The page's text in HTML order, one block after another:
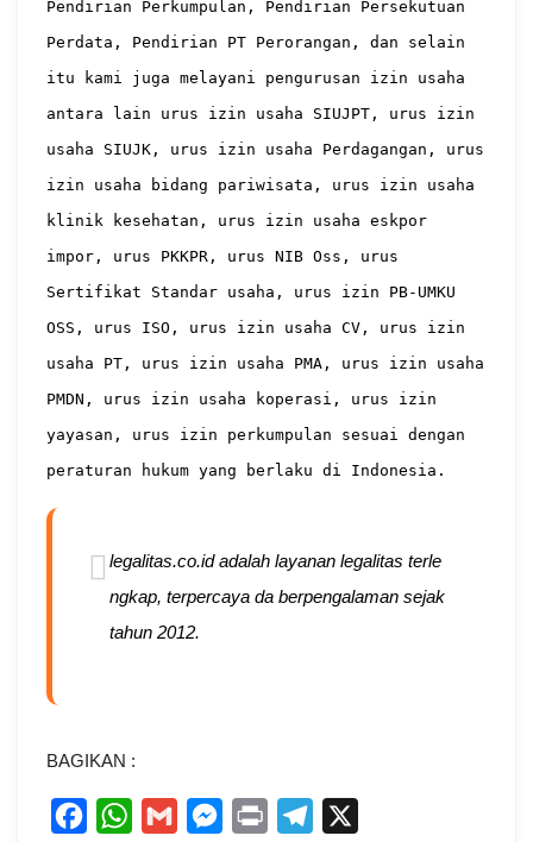
Pendirian Perkumpulan, Pendirian Persekutuan
Perdata, Pendirian PT Perorangan, dan selain
itu kami juga melayani pengurusan izin usaha
antara lain urus izin usaha SIUJPT, urus izin
usaha SIUJK, urus izin usaha Perdagangan, urus
izin usaha bidang pariwisata, urus izin usaha
klinik kesehatan, urus izin usaha eskpor
impor, urus PKKPR, urus NIB Oss, urus
Sertifikat Standar usaha, urus izin PB-UMKU
OSS, urus ISO, urus izin usaha CV, urus izin
usaha PT, urus izin usaha PMA, urus izin usaha
PMDN, urus izin usaha koperasi, urus izin
yayasan, urus izin perkumpulan sesuai dengan
peraturan hukum yang berlaku di Indonesia.
legalitas.co.id adalah layanan legalitas terle
ngkap, terpercaya da berpengalaman sejak
tahun 2012.
BAGIKAN :
W
M